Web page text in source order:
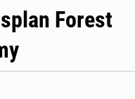
Forest